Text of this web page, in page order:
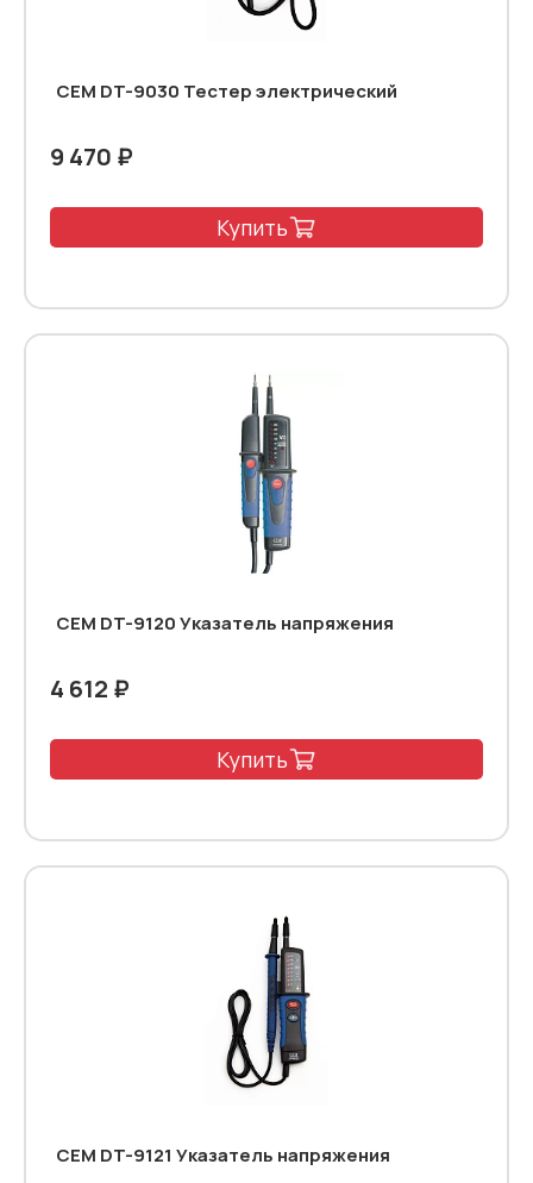
CEM DT-9030 Тестер электрический
9 470 ₽
Купить
CEM DT-9120 Указатель напряжения
4 612 ₽
Купить
CEM DT-9121 Указатель напряжения